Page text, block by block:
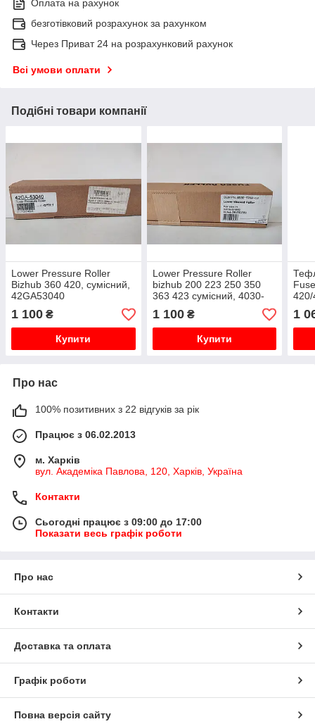
Оплата на рахунок
безготівковий розрахунок за рахунком
Через Приват 24 на розрахунковий рахунок
Всі умови оплати
Подібні товари компанії
Lower Pressure Roller
Bizhub 360 420, сумісний,
42GA53040
1 100 ₴
Купити
Lower Pressure Roller
bizhub 200 223 250 350
363 423 сумісний, 4030-
5702-03, 03472
1 100₴
Купити
420/
1
Про нас
100% позитивних з 22 відгуків за рік
Працює з 06.02.2013
м. Харків
вул. Академіка Павлова, 120, Харків, Україна
Контакти
Сьогодні працює з 09:00 до 17:00
Показати весь графік роботи
Про нас
Контакти
Доставка та оплата
Графік роботи
Повна версія сайту